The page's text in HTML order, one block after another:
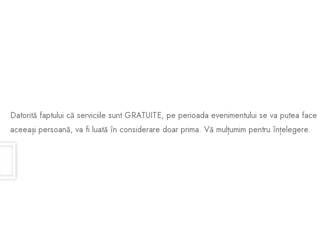
Datorită faptului că serviciile sunt GRATUITE, pe perioada evenimentului se va putea face
aceeași persoană, va fi luată în considerare doar prima. Vă mulțumim pentru înțelegere.